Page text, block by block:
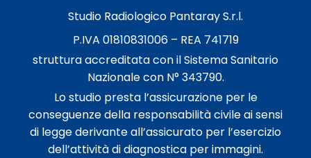
Studio Radiologico Pantaray S.r.l.
P.IVA 01810831006 – REA 741719
struttura accreditata con il Sistema Sanitario
Nazionale con N° 343790.
Lo studio presta l’assicurazione per le
conseguenze della responsabilità civile ai sensi
di legge derivante all’assicurato per l’esercizio
dell’attività di diagnostica per immagini.